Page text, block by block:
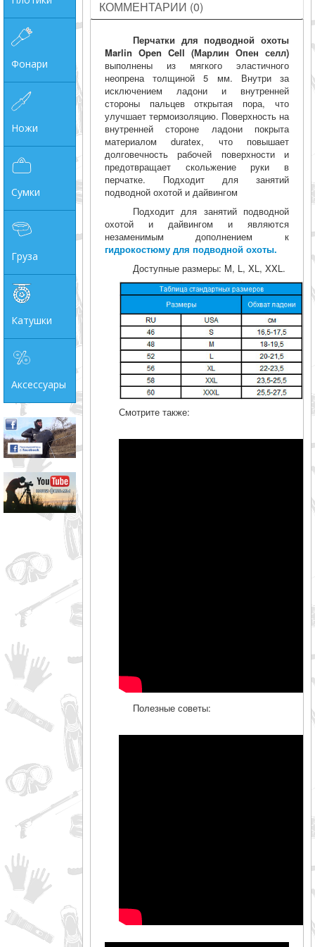
Фонари
Ножи
Сумки
Груза
Катушки
Аксессуары
КОММЕНТАРИИ (0)
Перчатки для подводной охоты
Marlin Open Cell (Марлин Опен селл)
выполнены из мягкого эластичного
неопрена толщиной 5 мм. Внутри за
исключением ладони и внутренней
стороны пальцев открытая пора, что
улучшает термоизоляцию. Поверхность на
внутренней стороне ладони покрыта
материалом duratex, что повышает
долговечность рабочей поверхности и
предотвращает скольжение руки в
перчатке. Подходит для занятий
подводной охотой и дайвингом
Подходит для занятий подводной
охотой и дайвингом и являются
незаменимым дополнением к
гидрокостюму для подводной охоты.
Доступные размеры: M, L, XL, XXL.
Смотрите также:
Полезные советы: